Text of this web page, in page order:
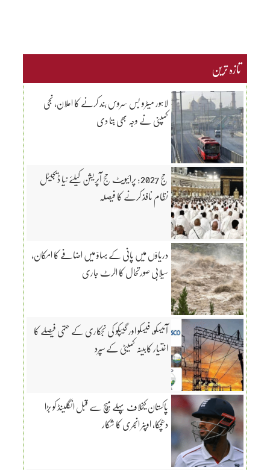
تازہ ترین
لاہور میٹرو بس سروس بند کرنے کا اعلان، نجی
کمپنی نے وجہ بھی بتا دی
حج 2027: پرائیویٹ حج آپریشن کیلئے نیا ڈیجیٹل
نظام نافذ کرنے کا فیصلہ
دریاؤں میں پانی کے بہاؤ میں اضافے کا امکان،
سیلابی صورتحال کا الرٹ جاری
آئیسکو، فیسکو اور گیپکو کی نجکاری کے حتمی فیصلے کا
اختیار کابینہ کمیٹی کے سپرد
پاکستان کیخلاف پہلے میچ سے قبل انگلینڈ کو بڑا
دھچکا، اوپنر انجری کا شکار